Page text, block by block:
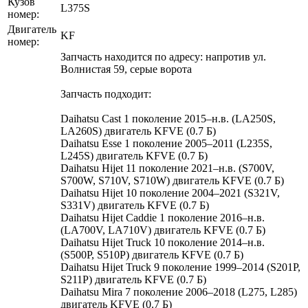
номер:
L375S
Двигатель
номер:
KF
Запчасть находится по адресу: напротив ул.
Волнистая 59, серые ворота
Запчасть подходит:
Daihatsu Cast 1 поколение 2015–н.в. (LA250S,
LA260S) двигатель KFVE (0.7 Б)
Daihatsu Esse 1 поколение 2005–2011 (L235S,
L245S) двигатель KFVE (0.7 Б)
Daihatsu Hijet 11 поколение 2021–н.в. (S700V,
S700W, S710V, S710W) двигатель KFVE (0.7 Б)
Daihatsu Hijet 10 поколение 2004–2021 (S321V,
S331V) двигатель KFVE (0.7 Б)
Daihatsu Hijet Caddie 1 поколение 2016–н.в.
(LA700V, LA710V) двигатель KFVE (0.7 Б)
Daihatsu Hijet Truck 10 поколение 2014–н.в.
(S500P, S510P) двигатель KFVE (0.7 Б)
Daihatsu Hijet Truck 9 поколение 1999–2014 (S201P,
S211P) двигатель KFVE (0.7 Б)
Daihatsu Mira 7 поколение 2006–2018 (L275, L285)
двигатель KFVE (0.7 Б)